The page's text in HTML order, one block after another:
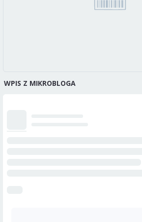
WPIS Z MIKROBLOGA